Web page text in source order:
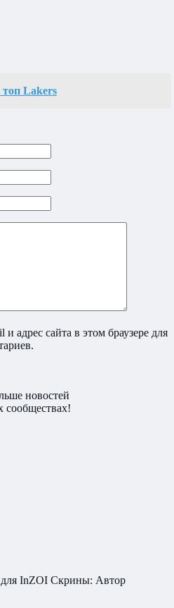
Lakers
адрес сайта в этом браузере для
новостей
сообществах!
для InZOI Скрины: Автор